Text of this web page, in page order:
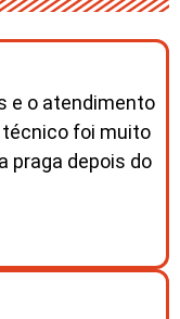
e o atendimento
técnico foi muito
praga depois do